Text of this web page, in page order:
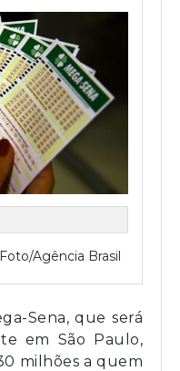
Foto/Agência Brasil
Sena, que será
em São Paulo,
milhões a quem